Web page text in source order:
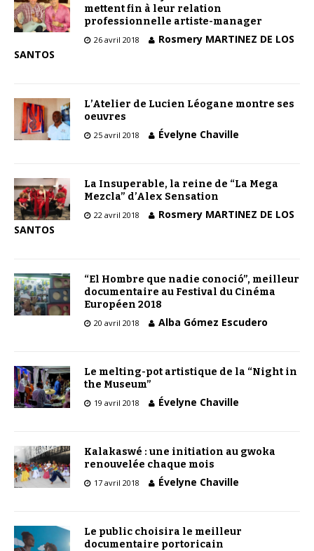
mettent fin à leur relation
professionnelle artiste-manager
26 avril 2018
Rosmery MARTINEZ DE LOS
SANTOS
L’Atelier de Lucien Léogane montre ses
oeuvres
25 avril 2018 Évelyne Chaville
La Insuperable, la reine de “La Mega
Mezcla” d’Alex Sensation
22 avril 2018
Rosmery MARTINEZ DE LOS
SANTOS
“El Hombre que nadie conoció”, meilleur
documentaire au Festival du Cinéma
Européen 2018
20 avril 2018 Alba Gómez Escudero
Le melting-pot artistique de la “Night in
the Museum”
19 avril 2018 Évelyne Chaville
Kalakaswé : une initiation au gwoka
renouvelée chaque mois
17 avril 2018 Évelyne Chaville
Le public choisira le meilleur
documentaire portoricain